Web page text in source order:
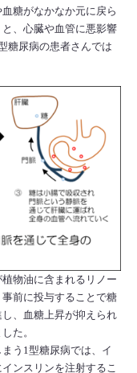
糖がなかなか元に戻ら
、心臓や血管に悪影響
糖尿病の患者さんでは
物油に含まれるリノー
前に投与することで糖
、血糖上昇が抑えられ
た。
う1型糖尿病では、イ
ンスリンを注射するこ